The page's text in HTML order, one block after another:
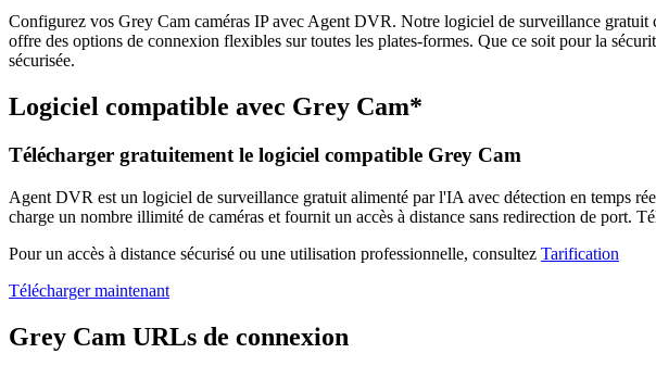
Configurez vos Grey Cam caméras IP avec Agent DVR. Notre logiciel de surveillance
offre des options de connexion flexibles sur toutes les plates-formes. Que ce soit pour la
sécurisée.
Logiciel compatible avec Grey Cam*
Télécharger gratuitement le logiciel compatible Grey Cam
Agent DVR est un logiciel de surveillance gratuit alimenté par l'IA avec détection en temps
charge un nombre illimité de caméras et fournit un accès à distance sans redirection de port.
Pour un accès à distance sécurisé ou une utilisation professionnelle, consultez Tarification
Télécharger maintenant
Grey Cam URLs de connexion